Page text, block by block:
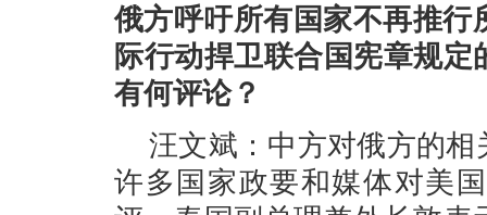
俄方呼吁所有国家不再推行
际行动捍卫联合国宪章规
有何评论？
汪文斌：中方对俄方的
许多国家政要和媒体对美